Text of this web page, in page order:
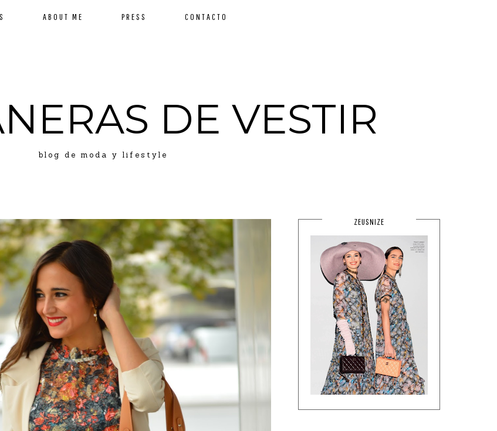
DE VESTIR
blog de moda y lifestyle
ABOUT ME PRESS CONTACTO
ZEUSNIZE